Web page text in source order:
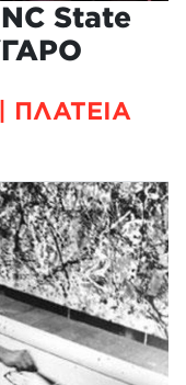
State
ΠΛΑΤΕΙΑ